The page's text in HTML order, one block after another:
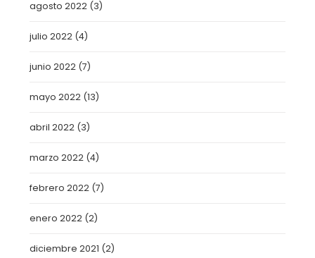
agosto 2022 (3)
julio 2022 (4)
junio 2022 (7)
mayo 2022 (13)
abril 2022 (3)
marzo 2022 (4)
febrero 2022 (7)
enero 2022 (2)
diciembre 2021 (2)